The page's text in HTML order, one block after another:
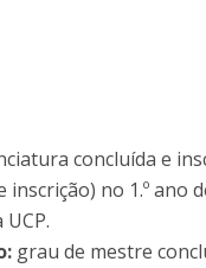
concluída e
inscrição) no 1.º ano
grau de mestre